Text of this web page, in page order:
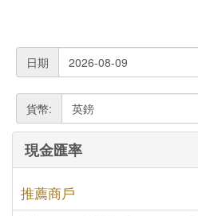
日期
貨幣:
現金匯率
推薦商戶